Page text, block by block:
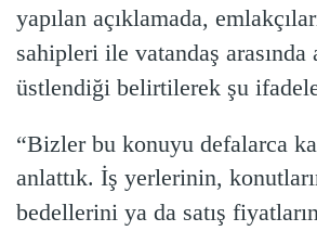
yapılan açıklamada,
sahipleri ile vatandaş arasında
üstlendiği belirtilerek şu
“Bizler bu konuyu defalarca
anlattık. İş yerlerinin,
bedellerini ya da satış